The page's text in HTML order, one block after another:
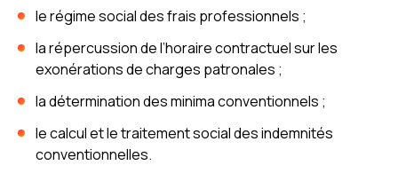
le régime social des frais professionnels ;
la répercussion de l’horaire contractuel sur les
exonérations de charges patronales ;
la détermination des minima conventionnels ;
le calcul et le traitement social des indemnités
conventionnelles.